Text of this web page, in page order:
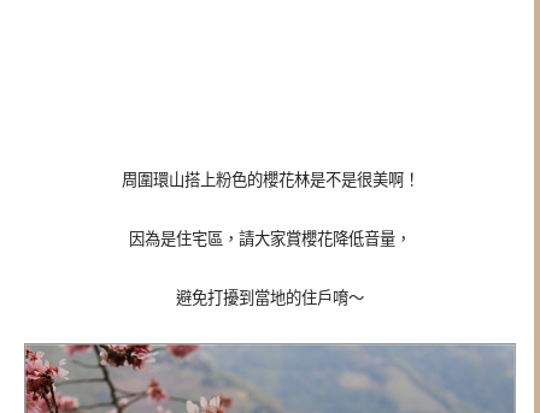
周圍環山搭上粉色的櫻花林是不是很美啊！
因為是住宅區，請大家賞櫻花降低音量，
避免打擾到當地的住戶唷～